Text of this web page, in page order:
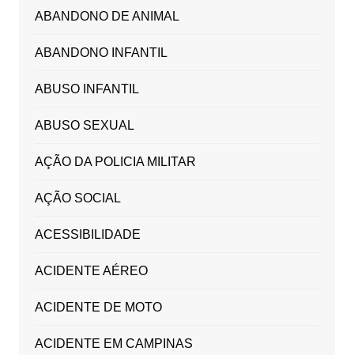
ABANDONO DE ANIMAL
ABANDONO INFANTIL
ABUSO INFANTIL
ABUSO SEXUAL
AÇÃO DA POLICIA MILITAR
AÇÃO SOCIAL
ACESSIBILIDADE
ACIDENTE AÉREO
ACIDENTE DE MOTO
ACIDENTE EM CAMPINAS